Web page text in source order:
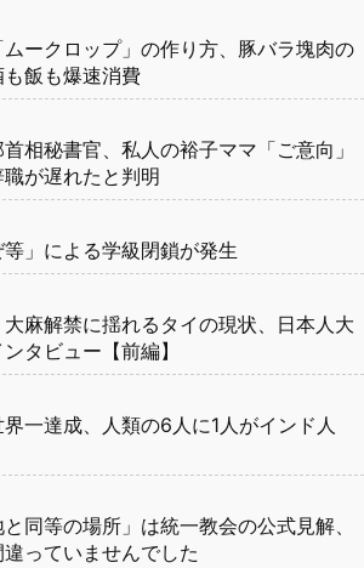
ークロップ」の作り方、豚バラ塊肉の
飯も爆速消費
首相秘書官、私人の裕子ママ「ご意向」
が遅れたと判明
等」による学級閉鎖が発生
大麻解禁に揺れるタイの現状、日本人大
タビュー【前編】
一達成、人類の6人に1人がインド人
と同等の場所」は統一教会の公式見解、
っていませんでした